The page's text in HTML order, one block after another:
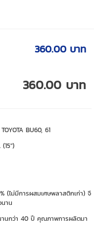
360.00 บาท
360.00 บาท
BU60, 61
(ไม่มีการผสมเศษพลาสติกเก่า) จึ
าน
นกว่า 40 ปี คุณภาพการผลิตมา